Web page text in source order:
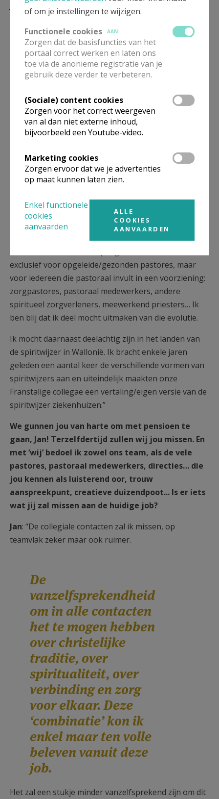
: “Ik heb mezelf die vraag ook al eens gesteld:
‘Waar ben ik blij van geworden? En waar denk ik van
mezelf dat ik een bijdrage heb kunnen leveren?’ Het
eerste waar ik spontaan aan dacht, was het moment
dat de werkgroep pastoraal in de ouderenzorg (waar
directies, pastores en pastoraal medewerkers deel
aan voorzieningen, aangaf dat het de eerste keer was
dat ze het gevoel hadden de dienst zorgpastoraat te
kennen. Ik herinner mij, toen ik nog pastor was, dat ik
inderdaad geen connectie voelde met de dienst. En nu
heb ik de indruk dat er veel mensen de weg vinden
naar ons team. Er is verbinding met collegae op vele
vlakken (wandelbabbels, persoonlijke contacten,
directies en bestuursorganen toe is er duidelijkheid
over wat het team zorgpastoraat kan betekenen.
Als tweede moet ik denken aan de ontmoetingsavond
exclusief voor opgeleide/gezonden pastores, maar
voor iedereen die pastoraal invult in een voorziening:
zorgpastores, pastoraal medewerkers, andere
spiritueel zorgverleners, meewerkend priesters… Ik
ben blij dat ik deel mocht uitmaken van die evolutie.
Ik mocht daarnaast deelachtig zijn in het landen van
de spiritwijzer in Wallonië. Ik bracht enkele jaren
geleden een aantal keer de verschillende vormen van
spiritwijzers aan en uiteindelijk maakten onze
Franstalige collegae een vertaling/eigen versie van de
spiritwijzer ziekenhuizen.”
We gunnen jou van harte om met pensioen te
gaan, Jan! Terzelfdertijd zullen wij jou missen. En
met ‘wij’ bedoel ik zowel ons team, als de vele
pastores, pastoraal medewerkers, directies… die
jou kennen als luisterend oor, trouw
aanspreekpunt, creatieve duizendpoot... Is er iets
wat jij zal missen aan de huidige job?
Jan: “De collegiale contacten zal ik missen, op
teamvlak zeker maar ook ruimer.
De
vanzelfsprekendheid
om in alle contacten
het te mogen hebben
over christelijke
traditie, over
spiritualiteit, over
verbinding en zorg
voor elkaar. Deze
‘combinatie’ kon ik
enkel maar ten volle
beleven vanuit deze
job.
Het zal een stukje minder vanzelfsprekend zijn om dit
of om je instellingen te wijzigen.
Functionele cookies
AAN
Zorgen dat de basisfuncties van het
portaal correct werken en laten ons
toe via de anonieme registratie van je
gebruik deze verder te verbeteren.
(Sociale) content cookies
Zorgen voor het correct weergeven
van al dan niet externe inhoud,
bijvoorbeeld een Youtube-video.
Marketing cookies
Zorgen ervoor dat we je advertenties
op maat kunnen laten zien.
Enkel functionele
cookies
aanvaarden
ALLE
COOKIES
AANVAARDEN